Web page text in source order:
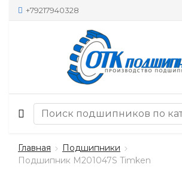
+79217940328
Главная
Подшипники
Подшипник M201047S Timken